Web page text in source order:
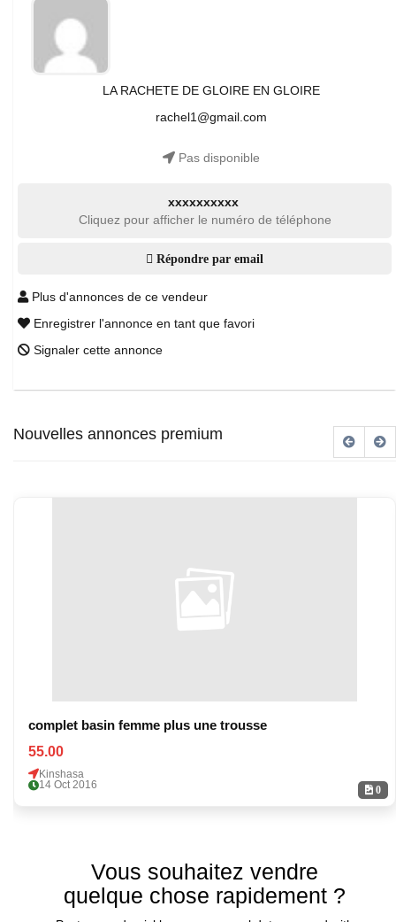
LA RACHETE DE GLOIRE EN GLOIRE
rachel1@gmail.com
Pas disponible
xxxxxxxxxx
Cliquez pour afficher le numéro de téléphone
Répondre par email
Plus d'annonces de ce vendeur
Enregistrer l'annonce en tant que favori
Signaler cette annonce
Nouvelles annonces premium
0
complet basin femme plus une trousse
55.00
Kinshasa
14 Oct 2016
Vous souhaitez vendre
quelque chose rapidement ?